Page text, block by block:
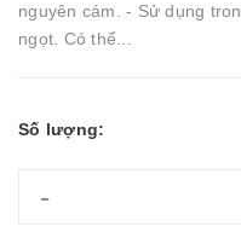
nguyên cám. - Sử dụng
ngọt. Có thể...
Số lượng:
-